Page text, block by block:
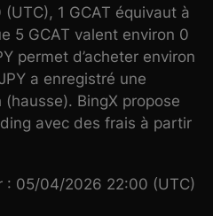
1 GCAT équivaut à
5 GCAT valent environ 0
permet d’acheter environ
a enregistré une
BingX propose
avec des frais à partir
: 05/04/2026 22:00 (UTC)